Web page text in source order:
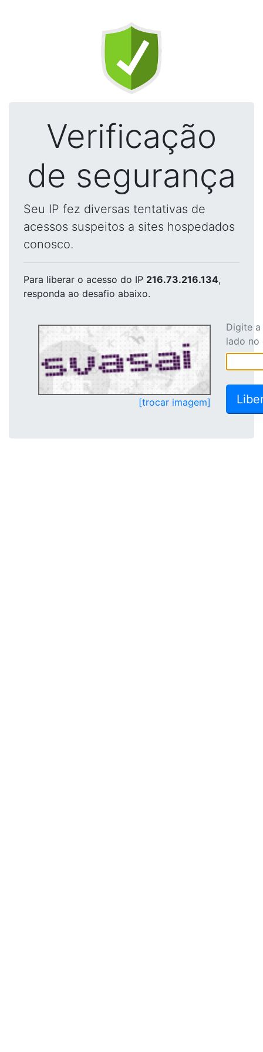
Verificação
de segurança
Seu IP fez diversas tentativas de
acessos suspeitos a sites hospedados
conosco.
Para liberar o acesso do IP 216.73.216.134,
responda ao desafio abaixo.
[trocar imagem]
Digite
lado no